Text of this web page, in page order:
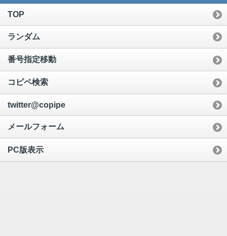
TOP
ランダム
番号指定移動
コピペ検索
twitter@copipe
メールフォーム
PC版表示